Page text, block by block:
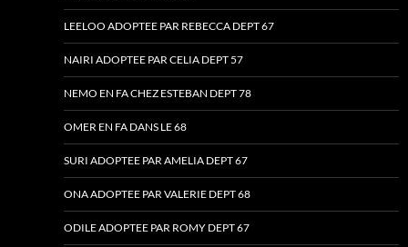
LEELOO ADOPTEE PAR REBECCA DEPT 67
NAIRI ADOPTEE PAR CELIA DEPT 57
NEMO EN FA CHEZ ESTEBAN DEPT 78
OMER EN FA DANS LE 68
SURI ADOPTEE PAR AMELIA DEPT 67
ONA ADOPTEE PAR VALERIE DEPT 68
ODILE ADOPTEE PAR ROMY DEPT 67